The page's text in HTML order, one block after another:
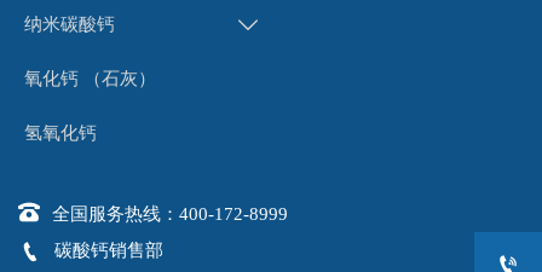
纳米碳酸钙 
氧化钙 （石灰）
氢氧化钙
 全国服务热线：400-172-8999
 碳酸钙销售部
